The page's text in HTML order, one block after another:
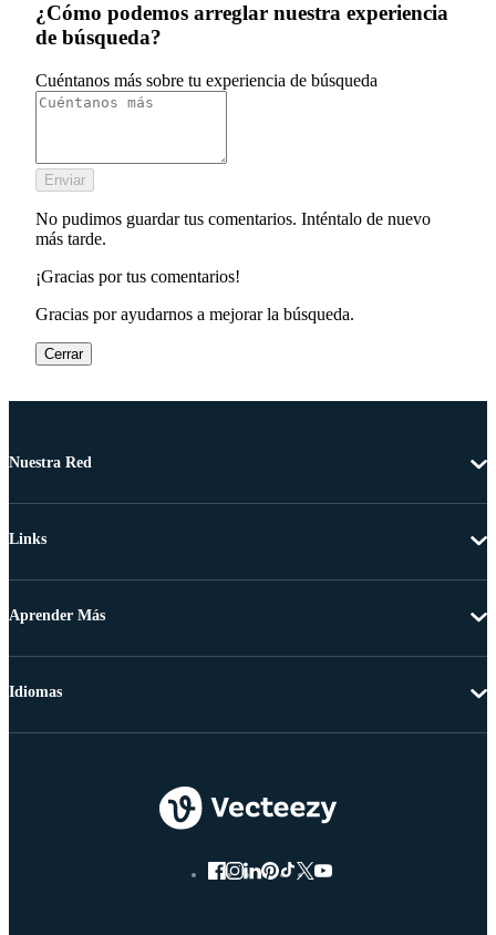
¿Cómo podemos arreglar nuestra experiencia
de búsqueda?
Cuéntanos más sobre tu experiencia de búsqueda
Enviar
No pudimos guardar tus comentarios. Inténtalo de nuevo
más tarde.
¡Gracias por tus comentarios!
Gracias por ayudarnos a mejorar la búsqueda.
Cerrar
Nuestra Red
Links
Aprender Más
Idiomas